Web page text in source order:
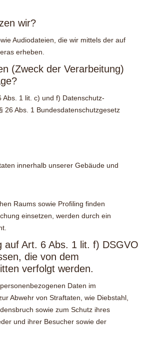
wir?
Audiodateien, die wir mittels der auf
erheben.
(Zweck der Verarbeitung)
1 lit. c) und f) Datenschutz-
26 Abs. 1 Bundesdatenschutzgesetz
innerhalb unserer Gebäude und
Raums sowie Profiling finden
einsetzen, werden durch ein
auf Art. 6 Abs. 1 lit. f) DSGVO
die von dem
verfolgt werden.
Daten im
Abwehr von Straftaten, wie Diebstahl,
sowie zum Schutz ihres
und ihrer Besucher sowie der